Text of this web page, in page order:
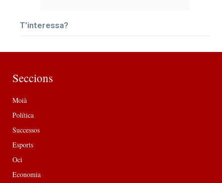
T’interessa?
Seccions
Moià
Política
Successos
Esports
Oci
Economia